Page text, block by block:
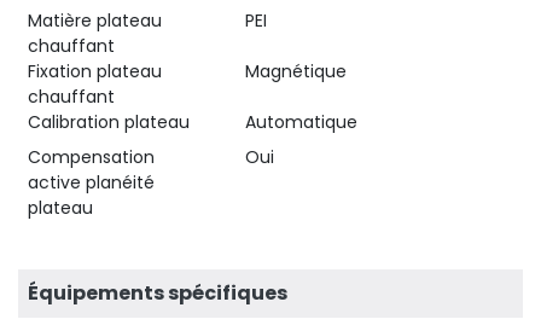
Matière plateau
chauffant
PEI
Fixation plateau
chauffant
Magnétique
Calibration plateau
Automatique
Compensation
active planéité
plateau
Oui
Équipements spécifiques